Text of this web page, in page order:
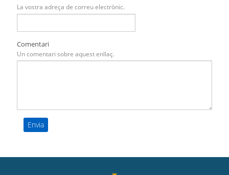
La vostra adreça de correu electrònic.
Comentari
Un comentari sobre aquest enllaç.